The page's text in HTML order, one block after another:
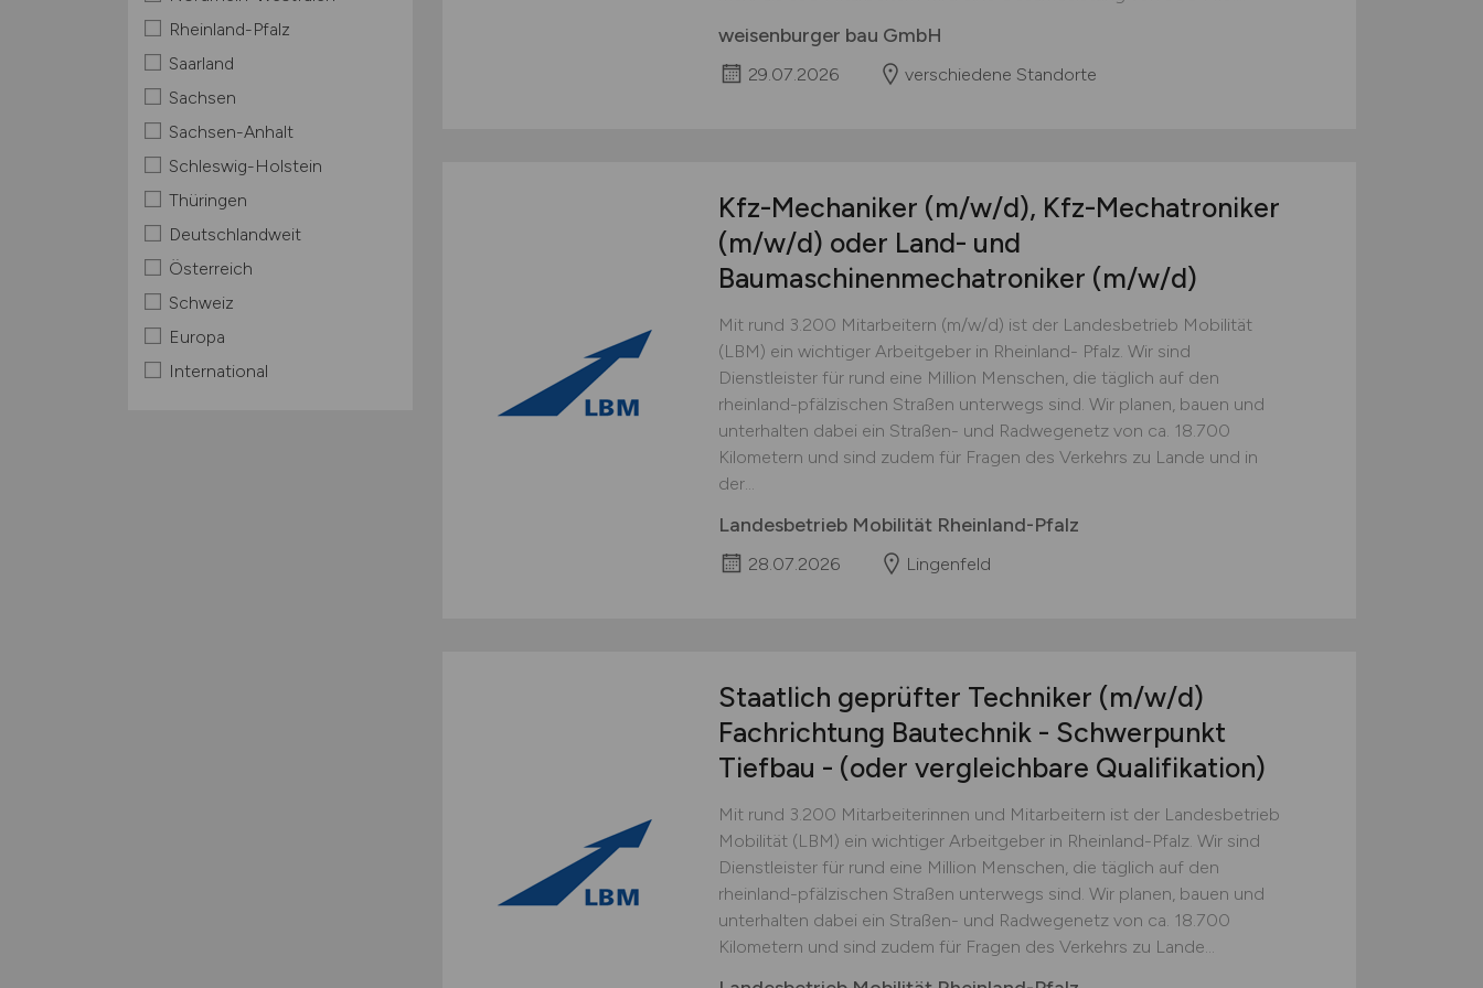
Rheinland-Pfalz
Saarland
Sachsen
Sachsen-Anhalt
Schleswig-Holstein
Thüringen
Deutschlandweit
Österreich
Schweiz
Europa
International
weisenburger bau GmbH
29.07.2026 verschiedene Standorte
Kfz-Mechaniker (m/w/d), Kfz-Mechatroniker
(m/w/d) oder Land- und
Baumaschinenmechatroniker (m/w/d)
Mit rund 3.200 Mitarbeitern (m/w/d) ist der Landesbetrieb Mobilität
(LBM) ein wichtiger Arbeitgeber in Rheinland- Pfalz. Wir sind
Dienstleister für rund eine Million Menschen, die täglich auf den
rheinland-pfälzischen Straßen unterwegs sind. Wir planen, bauen und
unterhalten dabei ein Straßen- und Radwegenetz von ca. 18.700
Kilometern und sind zudem für Fragen des Verkehrs zu Lande und in
der...
Landesbetrieb Mobilität Rheinland-Pfalz
28.07.2026 Lingenfeld
Staatlich geprüfter Techniker (m/w/d)
Fachrichtung Bautechnik - Schwerpunkt
Tiefbau - (oder vergleichbare Qualifikation)
Mit rund 3.200 Mitarbeiterinnen und Mitarbeitern ist der Landesbetrieb
Mobilität (LBM) ein wichtiger Arbeitgeber in Rheinland-Pfalz. Wir sind
Dienstleister für rund eine Million Menschen, die täglich auf den
rheinland-pfälzischen Straßen unterwegs sind. Wir planen, bauen und
unterhalten dabei ein Straßen- und Radwegenetz von ca. 18.700
Kilometern und sind zudem für Fragen des Verkehrs zu Lande...